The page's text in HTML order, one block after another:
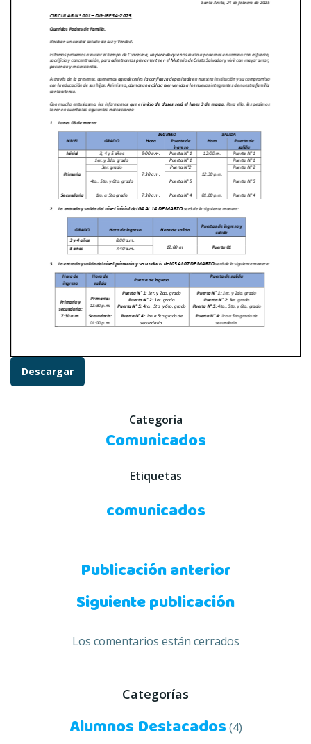
Descargar
Categoria
Comunicados
Etiquetas
comunicados
Navegación
de
entradas
Publicación anterior
Navegación
de
Siguiente publicación
Los comentarios están cerrados
Categorías
Alumnos Destacados(4)